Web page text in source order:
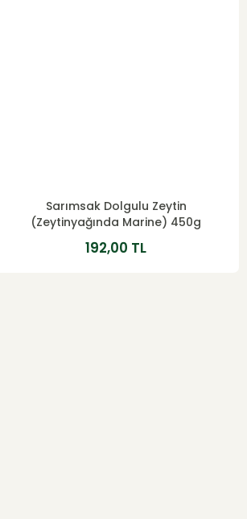
Sarımsak Dolgulu Zeytin
(Zeytinyağında Marine) 450g
192,00 TL